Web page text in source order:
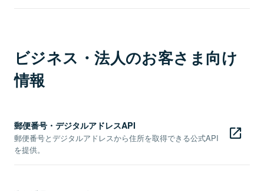
ビジネス・法人のお客さま向け
情報
郵便番号・デジタルアドレスAPI
郵便番号とデジタルアドレスから住所を取得できる公式API
を提供。